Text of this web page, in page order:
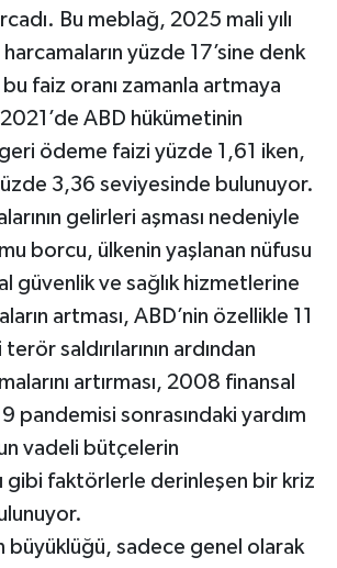
Bu meblağ, 2025 mali yılı
yüzde 17’sine denk
faiz oranı zamanla artmaya
ABD hükümetinin
ödeme faizi yüzde 1,61 iken,
3,36 seviyesinde bulunuyor.
gelirleri aşması nedeniyle
borcu, ülkenin yaşlanan nüfusu
güvenlik ve sağlık hizmetlerine
artması, ABD’nin özellikle 11
saldırılarının ardından
artırması, 2008 finansal
pandemisi sonrasındaki yardım
vadeli bütçelerin
gibi faktörlerle derinleşen bir kriz
büyüklüğü, sadece genel olarak